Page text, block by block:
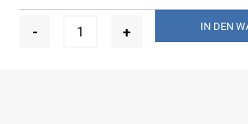
-
Verschraubungsbefestigungssprühöl
+ IN DEN